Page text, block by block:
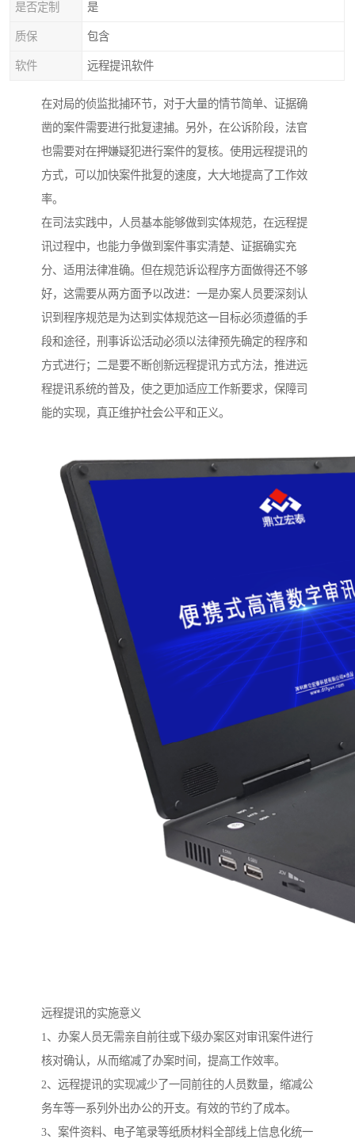
是否定制 是
质保 包含
软件 远程提讯软件
在对局的侦监批捕环节，对于大量的情节简单、证据确
凿的案件需要进行批复逮捕。另外，在公诉阶段，法官
也需要对在押嫌疑犯进行案件的复核。使用远程提讯的
方式，可以加快案件批复的速度，大大地提高了工作效
率。
在司法实践中，人员基本能够做到实体规范，在远程提
讯过程中，也能力争做到案件事实清楚、证据确实充
分、适用法律准确。但在规范诉讼程序方面做得还不够
好，这需要从两方面予以改进：一是办案人员要深刻认
识到程序规范是为达到实体规范这一目标必须遵循的手
段和途径，刑事诉讼活动必须以法律预先确定的程序和
方式进行；二是要不断创新远程提讯方式方法，推进远
程提讯系统的普及，使之更加适应工作新要求，保障司
能的实现，真正维护社会公平和正义。
远程提讯的实施意义
1、办案人员无需亲自前往或下级办案区对审讯案件进行
核对确认，从而缩减了办案时间，提高工作效率。
2、远程提讯的实现减少了一同前往的人员数量，缩减公
务车等一系列外出办公的开支。有效的节约了成本。
3、案件资料、电子笔录等纸质材料全部线上信息化统一